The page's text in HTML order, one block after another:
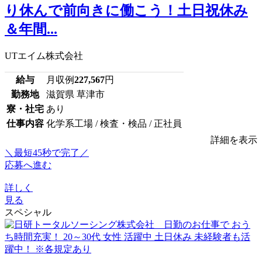
り休んで前向きに働こう！土日祝休み
＆年間...
UTエイム株式会社
給与 月収例227,567円
勤務地
滋賀県 草津市
寮・社宅 あり
仕事内容 化学系工場 / 検査・検品 / 正社員
詳細を表示
＼最短45秒で完了／
応募へ進む
詳しく
見る
スペシャル